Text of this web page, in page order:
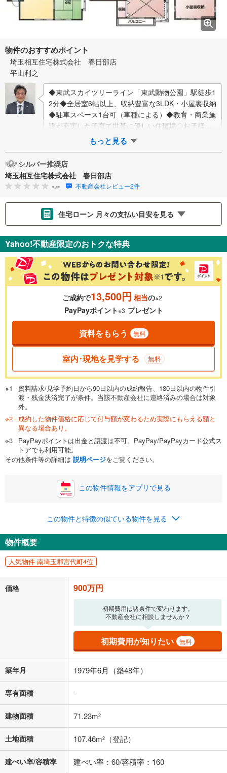
物件のおすすめポイント
埼玉相互住宅株式会社 春日部店
平山利之
◆東武スカイツリーライン「東武動物公園」駅徒歩1
2分◆全居室6帖以上、収納豊富な3LDK・小屋裏収納
◆駐車スペース1台可（車種による）◆教育・商業施
設が充実した子育て世帯に優しい住環境◇お子様が
いるお客様でも安心◇キッズスペース完…
もっと見る
シルバー推奨店
埼玉相互住宅株式会社 春日部店
-.-- 不動産会社レビュー2件
住宅ローン 月々の支払い目安を見る
金利 ％
0.01%
一般的には最長35年まで借り入れ可能です。多くの金融機関
が完済時の年齢は80歳までを条件としています。
閉じる
頭金 万円
0万円 900万円
自己資金から住宅購入にかけられる金額を入力してくださ
い。一般的には物件価格の2割までが目安です。
閉じる
ボーナス
万円
0円
ナス時の増額分（1回分）を入力してください。
ボーナス払いの限度額は金融機関によって異なります。
閉じる
月々の返済額
る値は、実際の金融機関等における貸出金利とは何ら関係がなく、実際
の金融機関等における貸出金利を何ら保証するものではありません。返
済方法「元利均等返済」にて算出しております。入力された金利を35年
適用した場合の計算結果を表示しています。
その他月額費用や、初期費用がかかります。ご注意ください。実際にお
借り入れの際は各金融機関等に、必ずご自身でご確認をお願いいたしま
条件によってお借り入れができないことがあります。
不動産会社に購入相談をする 無料
Yahoo!不動産限定のおトクな特典
ご成約で13,500円 相当の※2
PayPayポイント※3 プレゼント
資料をもらう 無料
室内･現地を見学する 無料
資料請求/見学予約日から90日以内の成約報告、180日以内の物件引
渡・残金決済完了が条件。当該不動産会社に連絡済みの場合は対象
外。
成約した物件価格に応じて付与額が変わるため実際にもらえる額と
異なる場合あり。
PayPayポイントは出金と譲渡は不可。PayPay/PayPayカード公式ス
トアでも利用可能。
その他条件等の詳細は 説明ページをご覧ください。
この物件情報をアプリで見る
この物件と特徴の似ている物件を見る
物件概要
人気物件 南埼玉郡宮代町4位
価格 900万円
初期費用は諸条件で変わります。
不動産会社に相談しませんか？
初期費用が知りたい 無料
築年月 1979年6月（築48年）
専有面積 -
建物面積 71.23m2
土地面積 107.46m2 （登記）
建ぺい率/容積率 建ぺい率：60/容積率：160